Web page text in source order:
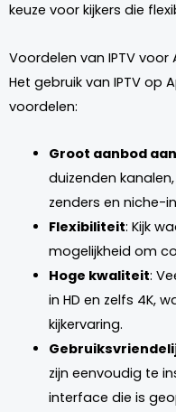
keuze voor kijkers die
Voordelen van IPTV voor
Het gebruik van IPTV op
voordelen:
Groot aanbod
duizenden
zenders en niche-
Flexibiliteit: Kijk
mogelijkheid om
Hoge kwaliteit:
in HD en zelfs 4K,
kijkervaring.
zijn eenvoudig te
interface die is